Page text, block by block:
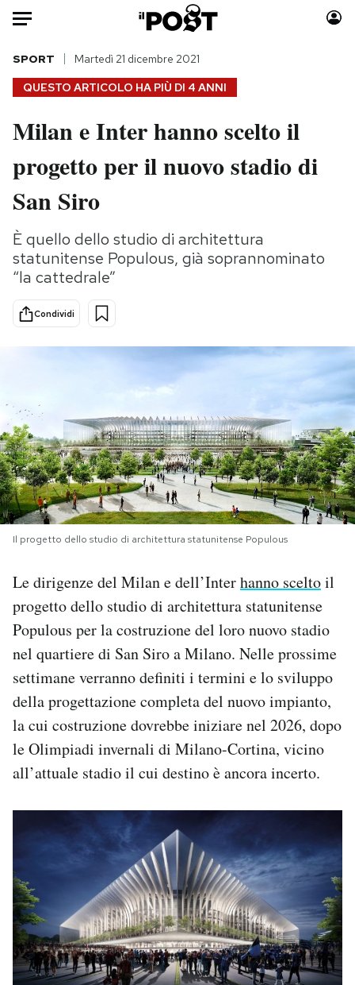
Auto
HOME
Italia
Politica
Tecnologia
Scienza
Cultura
Sport
Moda
Consumismi
Media
Europa
NEWSLETTER
I MIEI PREFERITI
SHOP
AREA PERSONALE
Area Personale
Newsletter
Notifiche mobile
Regala il Post
Hai bisogno di aiuto?
QUESTO ARTICOLO HA PIÙ DI 4 ANNI
SPORT Martedì 21 dicembre 2021
Milan e Inter hanno scelto il
progetto per il nuovo stadio di
San Siro
È quello dello studio di architettura
statunitense Populous, già soprannominato
“la cattedrale”
Condividi
Il progetto dello studio di architettura statunitense Populous
Le dirigenze del Milan e dell’Interhanno sceltoil
progetto dello studio di architettura statunitense
Populous per la costruzione del loro nuovo stadio
nel quartiere di San Siro a Milano. Nelle prossime
settimane verranno definiti i termini e lo sviluppo
della progettazione completa del nuovo impianto,
la cui costruzione dovrebbe iniziare nel 2026, dopo
le Olimpiadi invernali di Milano-Cortina, vicino
all’attuale stadio il cui destino è ancora incerto.